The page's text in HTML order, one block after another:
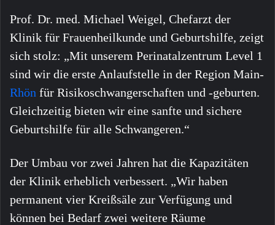
Prof. Dr. med. Michael Weigel, Chefarzt der
Klinik für Frauenheilkunde und Geburtshilfe, zeigt
sich stolz: „Mit unserem Perinatalzentrum Level 1
sind wir die erste Anlaufstelle in der Region Main-
Rhön für Risikoschwangerschaften und -geburten.
Gleichzeitig bieten wir eine sanfte und sichere
Geburtshilfe für alle Schwangeren.“
Der Umbau vor zwei Jahren hat die Kapazitäten
der Klinik erheblich verbessert. „Wir haben
permanent vier Kreißsäle zur Verfügung und
können bei Bedarf zwei weitere Räume